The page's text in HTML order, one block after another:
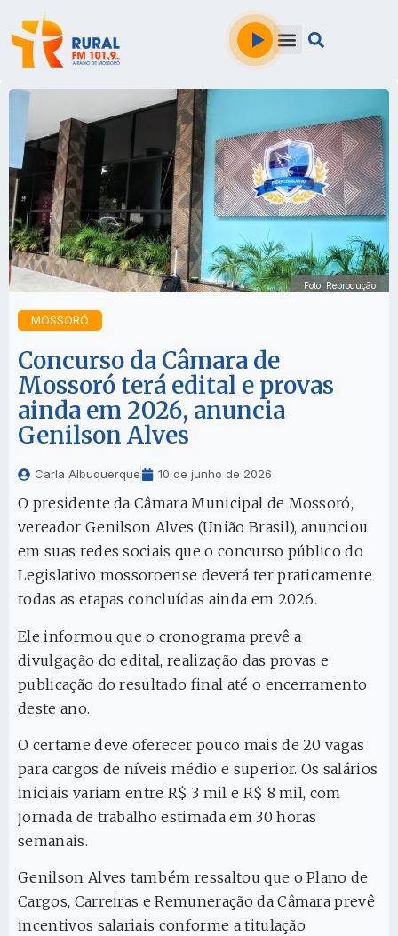
Foto: Reprodução
MOSSORÓ
Concurso da Câmara de
Mossoró terá edital e provas
ainda em 2026, anuncia
Genilson Alves
Carla Albuquerque 10 de junho de 2026
O presidente da Câmara Municipal de Mossoró,
vereador Genilson Alves (União Brasil), anunciou
em suas redes sociais que o concurso público do
Legislativo mossoroense deverá ter praticamente
todas as etapas concluídas ainda em 2026.
Ele informou que o cronograma prevê a
divulgação do edital, realização das provas e
publicação do resultado final até o encerramento
deste ano.
O certame deve oferecer pouco mais de 20 vagas
para cargos de níveis médio e superior. Os salários
iniciais variam entre R$ 3 mil e R$ 8 mil, com
jornada de trabalho estimada em 30 horas
semanais.
Genilson Alves também ressaltou que o Plano de
Cargos, Carreiras e Remuneração da Câmara prevê
incentivos salariais conforme a titulação